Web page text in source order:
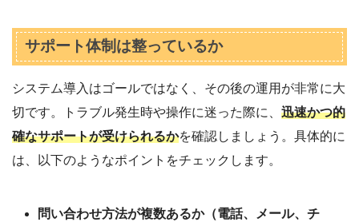
サポート体制は整っているか
システム導入はゴールではなく、その後の運用が非常に大
切です。トラブル発生時や操作に迷った際に、 迅速かつ的
確なサポートが受けられるかを確認しましょう。具体的に
は、以下のようなポイントをチェックします。
問い合わせ方法が複数あるか（電話、メール、チ